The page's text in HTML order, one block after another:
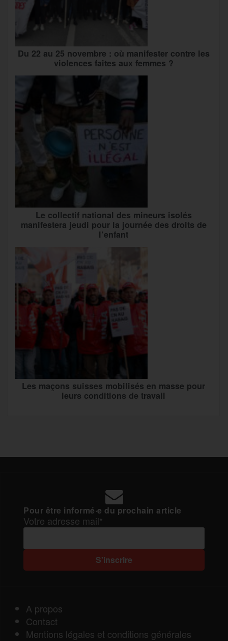
Du 22 au 25 novembre : où manifester contre les
violences faites aux femmes ?
Le collectif national des mineurs isolés
manifestera jeudi pour la journée des droits de
l’enfant
Les maçons suisses mobilisés en masse pour
leurs conditions de travail
Pour être informé·e du prochain article
Votre adresse mail*
A propos
Contact
Mentions légales et conditions générales